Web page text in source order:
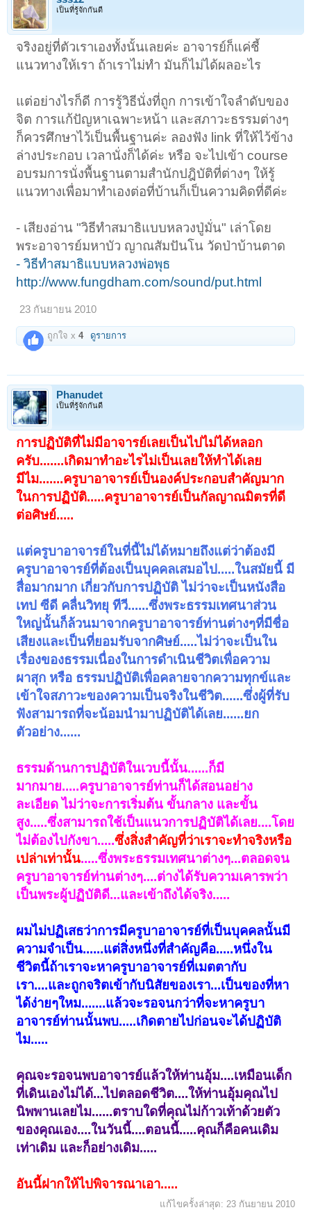
เป็นที่รู้จักกันดี
จริงอยู่ที่ตัวเราเองทั้งนั้นเลยค่ะ อาจารย์ก็แค่ชี้
แนวทางให้เรา ถ้าเราไม่ทำ มันก็ไม่ได้ผลอะไร
แต่อย่างไรก็ดี การรู้วิธีนั่งที่ถูก การเข้าใจลำดับของ
จิต การแก้ปัญหาเฉพาะหน้า และสภาวะธรรมต่างๆ
ก็ควรศึกษาไว้เป็นพื้นฐานค่ะ ลองฟัง link ที่ให้ไว้ข้าง
ล่างประกอบ เวลานั่งก็ได้ค่ะ หรือ จะไปเข้า course
อบรมการนั่งพื้นฐานตามสำนักปฎิบัติที่ต่างๆ ให้รู้
แนวทางเพื่อมาทำเองต่อที่บ้านก็เป็นความคิดที่ดีค่ะ
- เสียงอ่าน "วิธีทำสมาธิแบบหลวงปู่มั่น" เล่าโดย
พระอาจารย์มหาบัว ญาณสัมปันโน วัดป่าบ้านตาด
- วิธีทำสมาธิแบบหลวงพ่อพุธ
http://www.fungdham.com/sound/put.html
23 กันยายน 2010
ถูกใจ x4 ดูรายการ
Phanudet
เป็นที่รู้จักกันดี
การปฏิบัติที่ไม่มีอาจารย์เลยเป็นไปไม่ได้หลอก
ครับ.......เกิดมาทำอะไรไม่เป็นเลยให้ทำได้เลย
มีไม.......ครูบาอาจารย์เป็นองค์ประกอบสำคัญมาก
ในการปฏิบัติ.....ครูบาอาจารย์เป็นกัลญาณมิตรที่ดี
ต่อศิษย์.....
แต่ครูบาอาจารย์ในที่นี้ไม่ได้หมายถึงแต่ว่าต้องมี
ครูบาอาจารย์ที่ต้องเป็นบุคคลเสมอไป.....ในสมัยนี้ มี
สื่อมากมาก เกี่ยวกับการปฏิบัติ ไม่ว่าจะเป็นหนังสือ
เทป ซีดี คลื่นวิทยุ ทีวี......ซึ่งพระธรรมเทศนาส่วน
ใหญ่นั้นก็ล้วนมาจากครูบาอาจารย์ท่านต่างๆที่มีชื่อ
เสียงและเป็นที่ยอมรับจากศิษย์.....ไม่ว่าจะเป็นใน
เรื่องของธรรมเนื่องในการดำเนินชีวิตเพื่อความ
ผาสุก หรือ ธรรมปฏิบัติเพื่อคลายจากความทุกข์และ
เข้าใจสภาวะของความเป็นจริงในชีวิต......ซึ่งผู้ที่รับ
ฟังสามารถที่จะน้อมนำมาปฏิบัติได้เลย......ยก
ตัวอย่าง......
ธรรมด้านการปฏิบัติในเวบนี้นั้น......ก็มี
มากมาย.....ครูบาอาจารย์ท่านก็ได้สอนอย่าง
ละเอียด ไม่ว่าจะการเริ่มต้น ขั้นกลาง และขั้น
สูง.....ซึ่งสามารถใช้เป็นแนวการปฏิบัติได้เลย....โดย
ไม่ต้องไปกังขา.....ซึ่งสิ่งสำคัญที่ว่าเราจะทำจริงหรือ
เปล่าเท่านั้น.....ซึ่งพระธรรมเทศนาต่างๆ...ตลอดจน
ครูบาอาจารย์ท่านต่างๆ....ต่างได้รับความเคารพว่า
เป็นพระผู้ปฏิบัติดี...และเข้าถึงได้จริง.....
ผมไม่ปฏิเสธว่าการมีครูบาอาจารย์ที่เป็นบุคคลนั้นมี
ความจำเป็น......แต่สิ่งหนึ่งที่สำคัญคือ.....หนึ่งใน
ชีวิตนี้ถ้าเราจะหาครูบาอาจารย์ที่เมตตากับ
เรา....และถูกจริตเข้ากับนิสัยของเรา...เป็นของที่หา
ได้ง่ายๆใหม.......แล้วจะรอจนกว่าที่จะหาครูบา
อาจารย์ท่านนั้นพบ.....เกิดตายไปก่อนจะได้ปฏิบัติ
ไม.....
คุณจะรอจนพบอาจารย์แล้วให้ท่านอุ้ม....เหมือนเด็ก
ที่เดินเองไม่ได้...ไปตลอดชีวิต....ให้ท่านอุ้มคุณไป
นิพพานเลยไม......ตราบใดที่คุณไม่ก้าวเท้าด้วยตัว
ของคุณเอง....ในวันนี้....ตอนนี้.....คุณก็คือคนเดิม
เท่าเดิม และก็อย่างเดิม.....
อันนี้ฝากให้ไปพิจารณาเอา.....
แก้ไขครั้งล่าสุด: 23 กันยายน 2010